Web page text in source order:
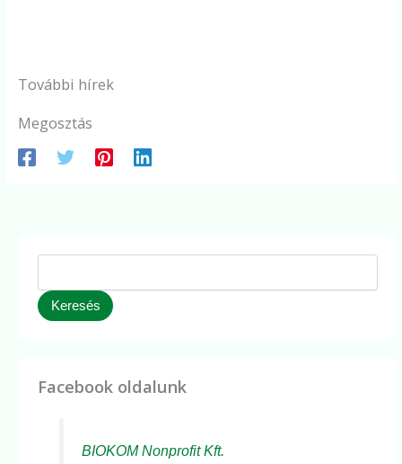
További hírek
Megosztás
Keresés
Facebook oldalunk
BIOKOM Nonprofit Kft.